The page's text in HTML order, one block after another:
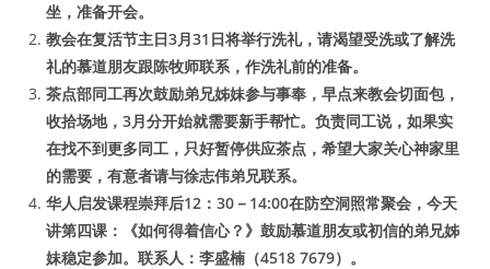
坐，准备开会。
教会在复活节主日3月31日将举行洗礼，请渴望受洗或了解洗
礼的慕道朋友跟陈牧师联系，作洗礼前的准备。
茶点部同工再次鼓励弟兄姊妹参与事奉，早点来教会切面包，
收拾场地，3月分开始就需要新手帮忙。负责同工说，如果实
在找不到更多同工，只好暂停供应茶点，希望大家关心神家里
的需要，有意者请与徐志伟弟兄联系。
华人启发课程崇拜后12：30－14:00在防空洞照常聚会，今天
讲第四课：《如何得着信心？》鼓励慕道朋友或初信的弟兄姊
妹稳定参加。联系人：李盛楠（4518 7679）。